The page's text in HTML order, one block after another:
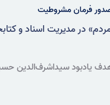
فرمان مشروطیت
در مدیریت اسناد و
سیداشرف‌الدین